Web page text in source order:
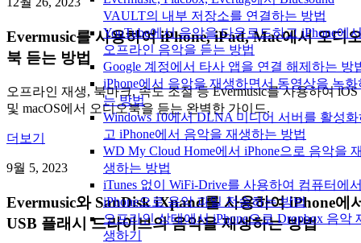
VAULT의 내부 저장소를 연결하는 방법
YouTube에서 음악을 다운로드하고 iPhone에
오프라인 음악을 듣는 방법
Google 계정에서 타사 앱을 연결 해제하는 방
iPhone에서 음악을 재생하면서 동영상을 녹화
는 방법
Windows 10에서 DLNA 미디어 서버를 활성
고 iPhone에서 음악을 재생하는 방법
WD My Cloud Home에서 iPhone으로 음악을
생하는 방법
iTunes 없이 WiFi-Drive를 사용하여 컴퓨터에
iPhone으로 음악 파일 전송하는 방법
오프라인 상태에서 iPhone으로 Dropbox 음악
생하기
Evermusic를 사용하여 iPhone, iPad, Mac에서 오디
북 듣는 방법
오프라인 재생, 북마크, 속도 조절 등 Evermusic를 사용하여 iOS
및 macOS에서 오디오북을 듣는 완벽한 가이드.
더보기
9월 5, 2023
Evermusic와 SanDisk iXpand를 사용하여 iPhone에
USB 플래시 드라이브의 음악을 재생하는 방법